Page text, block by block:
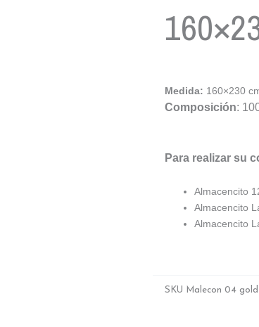
Medida: 160×230
Composición:
Para realizar su
Almacencito
Almacencito
Almacencito
SKU Malecon 04